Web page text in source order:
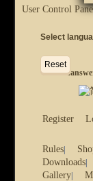
User Control
Select
Register
Rules
Downloads
Gallery
View